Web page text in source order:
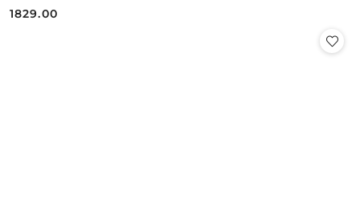
Cena:
1829.00